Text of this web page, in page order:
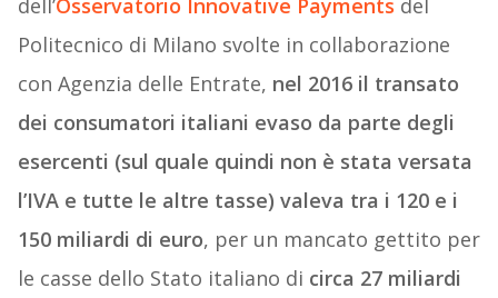
dell’Osservatorio Innovative Payments del
Politecnico di Milano svolte in collaborazione
con Agenzia delle Entrate, nel 2016 il transato
dei consumatori italiani evaso da parte degli
esercenti (sul quale quindi non è stata versata
l’IVA e tutte le altre tasse) valeva tra i 120 e i
150 miliardi di euro, per un mancato gettito per
le casse dello Stato italiano di circa 27 miliardi